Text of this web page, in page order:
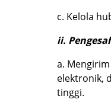
c. Kelola
ii.
a.
elektronik,
tinggi.